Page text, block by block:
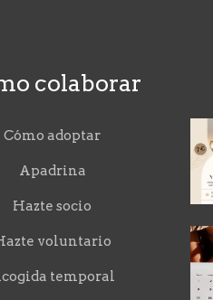
colaborar
Cómo adoptar
Apadrina
Hazte socio
voluntario
temporal